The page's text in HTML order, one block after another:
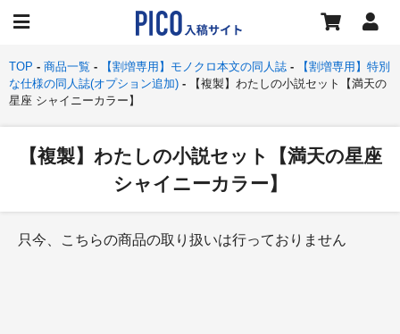
TOP 商品一覧 【割増専用】モノクロ本文の同人誌
【割増専用】特別
な仕様の同人誌(オプション追加)
【複製】わたしの小説セット【満天の
星座 シャイニーカラー】
【複製】わたしの小説セット【満天の星座
シャイニーカラー】
只今、こちらの商品の取り扱いは行っておりません